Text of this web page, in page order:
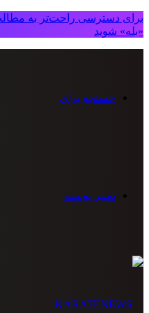
برای دسترسی راحت‌تر به
«بله» شوید
جستجو برای
تغییر پوسته